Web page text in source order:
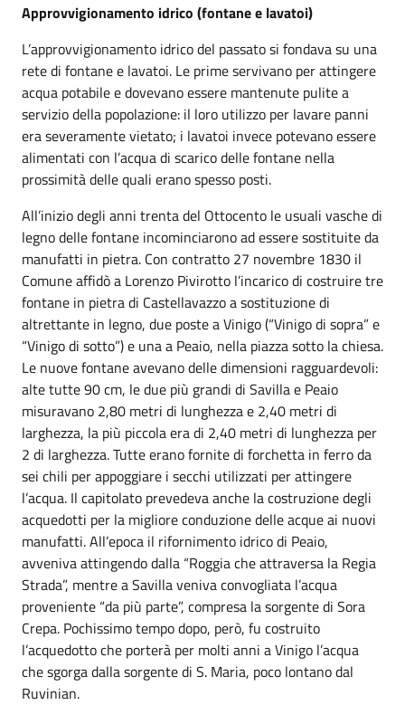
Approvvigionamento idrico (fontane e lavatoi)
L’approvvigionamento idrico del passato si fondava su una
rete di fontane e lavatoi. Le prime servivano per attingere
acqua potabile e dovevano essere mantenute pulite a
servizio della popolazione: il loro utilizzo per lavare panni
era severamente vietato; i lavatoi invece potevano essere
alimentati con l’acqua di scarico delle fontane nella
prossimità delle quali erano spesso posti.
All’inizio degli anni trenta del Ottocento le usuali vasche di
legno delle fontane incominciarono ad essere sostituite da
manufatti in pietra. Con contratto 27 novembre 1830 il
Comune affidò a Lorenzo Pivirotto l’incarico di costruire tre
fontane in pietra di Castellavazzo a sostituzione di
altrettante in legno, due poste a Vinigo (“Vinigo di sopra” e
“Vinigo di sotto”) e una a Peaio, nella piazza sotto la chiesa.
Le nuove fontane avevano delle dimensioni ragguardevoli:
alte tutte 90 cm, le due più grandi di Savilla e Peaio
misuravano 2,80 metri di lunghezza e 2,40 metri di
larghezza, la più piccola era di 2,40 metri di lunghezza per
2 di larghezza. Tutte erano fornite di forchetta in ferro da
sei chili per appoggiare i secchi utilizzati per attingere
l’acqua. Il capitolato prevedeva anche la costruzione degli
acquedotti per la migliore conduzione delle acque ai nuovi
manufatti. All’epoca il rifornimento idrico di Peaio,
avveniva attingendo dalla “Roggia che attraversa la Regia
Strada”, mentre a Savilla veniva convogliata l’acqua
proveniente “da più parte”, compresa la sorgente di Sora
Crepa. Pochissimo tempo dopo, però, fu costruito
l’acquedotto che porterà per molti anni a Vinigo l’acqua
che sgorga dalla sorgente di S. Maria, poco lontano dal
Ruvinian.